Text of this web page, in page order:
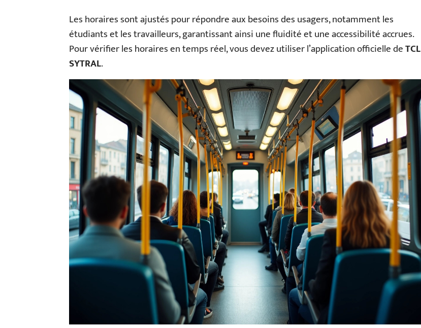
Les horaires sont ajustés pour répondre aux besoins des usagers, notamment les
étudiants et les travailleurs, garantissant ainsi une fluidité et une accessibilité accrues.
Pour vérifier les horaires en temps réel, vous devez utiliser l’application officielle deTCL
SYTRAL.